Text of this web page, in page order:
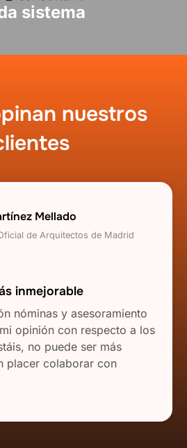
sistema
nuestros
Mellado
de Arquitectos de Madrid
inmejorable
nóminas y asesoramiento
opinión con respecto a los
no puede ser más
placer colaborar con